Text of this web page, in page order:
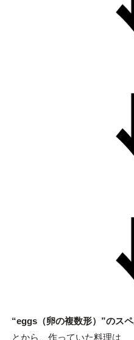
“eggs（卵の複数形）”のス
とから、作っていた料理は